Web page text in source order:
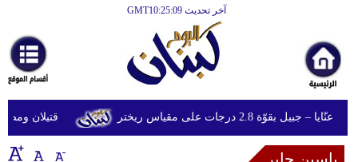
آخر تحديث GMT10:25:09
أخبارعاجلة
رياضة
ثقافة
إقتصاد
قتيلان ومصابون جراء 14 غارة بقوّة 2.8 درجات على مقياس ريختر